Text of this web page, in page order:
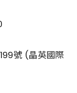
號 (晶英國際